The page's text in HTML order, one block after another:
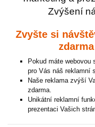
Zvýšení
Zvyšte si
Pokud máte webovou
pro Vás náš reklamní
Naše reklama zvýší
zdarma.
Unikátní reklamní
prezentaci Vašich